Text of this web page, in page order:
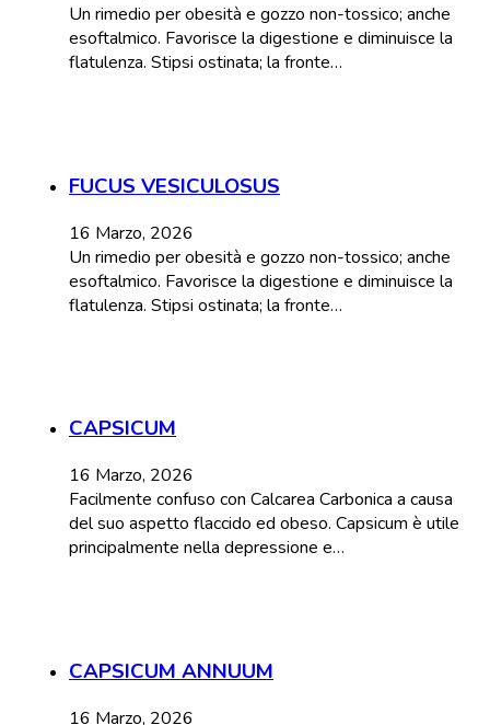
Un rimedio per obesità e gozzo non-tossico; anche
esoftalmico. Favorisce la digestione e diminuisce la
flatulenza. Stipsi ostinata; la fronte…
FUCUS VESICULOSUS
16 Marzo, 2026
Un rimedio per obesità e gozzo non-tossico; anche
esoftalmico. Favorisce la digestione e diminuisce la
flatulenza. Stipsi ostinata; la fronte…
CAPSICUM
16 Marzo, 2026
Facilmente confuso con Calcarea Carbonica a causa
del suo aspetto flaccido ed obeso. Capsicum è utile
principalmente nella depressione e…
CAPSICUM ANNUUM
16 Marzo, 2026